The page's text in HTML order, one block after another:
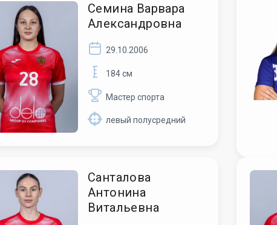
Семина Варвара
Александровна
29.10.2006
184 см
Мастер спорта
левый полусредний
Санталова
Антонина
Витальевна